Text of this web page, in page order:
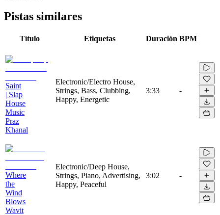
Pistas similares
Título Etiquetas Duración BPM
Saint
| Slap
House
Music
Praz
Khanal
Electronic/Electro House,
Strings, Bass, Clubbing,
Happy, Energetic
3:33 -
Where
the
Wind
Blows
Wavit
Electronic/Deep House,
Strings, Piano, Advertising,
Happy, Peaceful
3:02 -